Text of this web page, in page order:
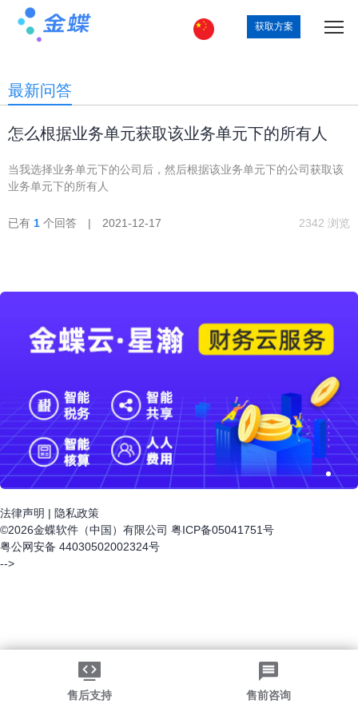
获取方案
售后支持 售前咨询
最新问答
怎么根据业务单元获取该业务单元下的所有人
当我选择业务单元下的公司后，然后根据该业务单元下的公司获取该
业务单元下的所有人
已有 1 个回答 | 2021-12-17 2342 浏览
法律声明 | 隐私政策
©2026金蝶软件（中国）有限公司 粤ICP备05041751号
粤公网安备 44030502002324号
-->